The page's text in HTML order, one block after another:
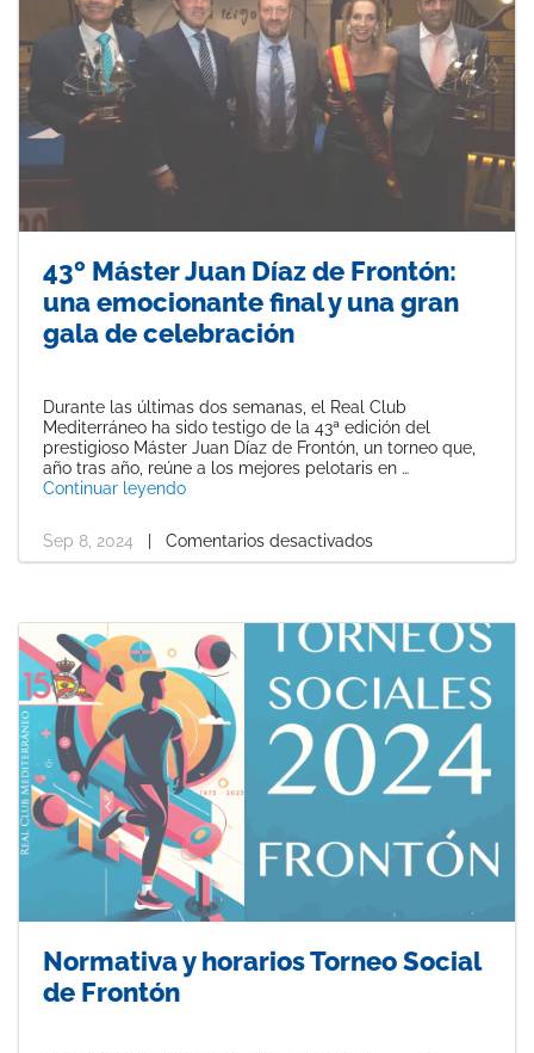
43º Máster Juan Díaz de Frontón:
una emocionante final y una gran
gala de celebración
Durante las últimas dos semanas, el Real Club
Mediterráneo ha sido testigo de la 43ª edición del
prestigioso Máster Juan Díaz de Frontón, un torneo que,
año tras año, reúne a los mejores pelotaris en …
Continuar leyendo«43º Máster Juan Díaz de Frontón: una
Sep 8, 2024 Comentarios desactivados
Normativa y horarios Torneo Social
de Frontón